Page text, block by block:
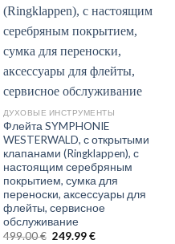
die
Wunschliste
ДУХОВЫЕ ИНСТРУМЕНТЫ
Флейта SYMPHONIE
WESTERWALD, с открытыми
клапанами (Ringklappen), с
настоящим серебряным
покрытием, сумка для
переноски, аксессуары для
флейты, сервисное
обслуживание
499.00€ Original
249.99€Current